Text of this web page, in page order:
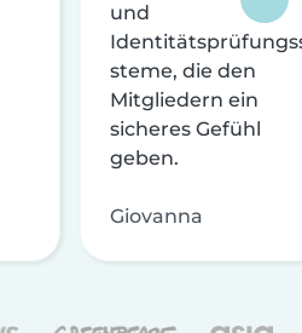
und
steme, die den
Mitgliedern ein
sicheres Gefühl
geben.
Giovanna